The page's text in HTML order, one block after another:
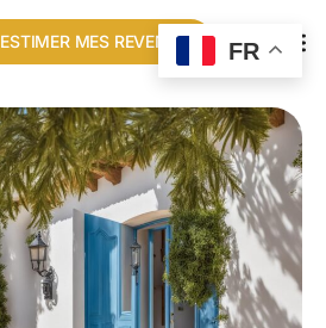
ESTIMER MES REVENUS FR